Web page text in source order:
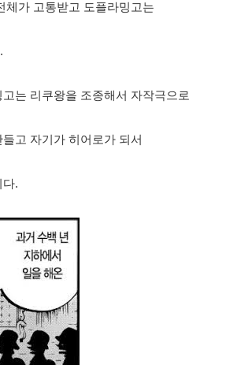
체가 고통받고 도플라밍고는
는 리쿠왕을 조종해서 자작극으로
고 자기가 히어로가 되서
다.